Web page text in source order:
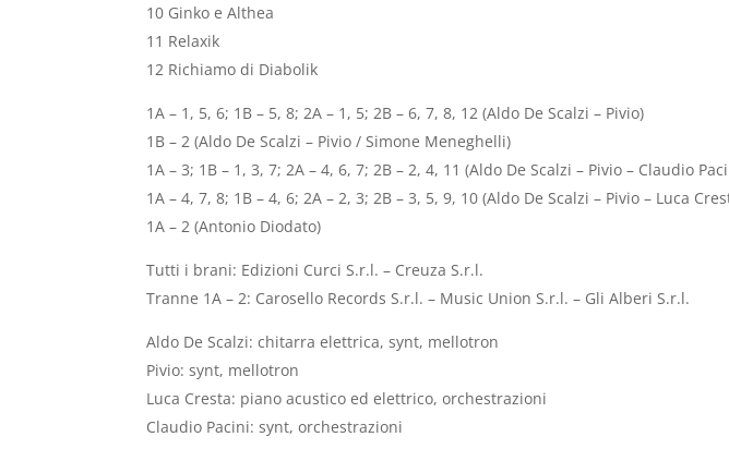
10 Ginko e Althea
11 Relaxik
12 Richiamo di Diabolik
1A – 1, 5, 6; 1B – 5, 8; 2A – 1, 5; 2B – 6, 7, 8, 12 (Aldo De Scalzi – Pivio)
1B – 2 (Aldo De Scalzi – Pivio / Simone Meneghelli)
1A – 3; 1B – 1, 3, 7; 2A – 4, 6, 7; 2B – 2, 4, 11 (Aldo De Scalzi – Pivio – Claudio
1A – 4, 7, 8; 1B – 4, 6; 2A – 2, 3; 2B – 3, 5, 9, 10 (Aldo De Scalzi – Pivio – Luca
1A – 2 (Antonio Diodato)
Tutti i brani: Edizioni Curci S.r.l. – Creuza S.r.l.
Tranne 1A – 2: Carosello Records S.r.l. – Music Union S.r.l. – Gli Alberi S.r.l.
Aldo De Scalzi: chitarra elettrica, synt, mellotron
Pivio: synt, mellotron
Luca Cresta: piano acustico ed elettrico, orchestrazioni
Claudio Pacini: synt, orchestrazioni